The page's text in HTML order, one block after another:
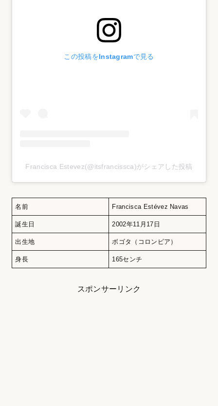
この投稿をInstagramで見る
Francisca Estevez(@itsfrancissca)がシェアした投稿
名前 Francisca Estévez Navas
誕生日 2002年11月17日
出生地 ボゴタ（コロンビア）
身長 165センチ
スポンサーリンク